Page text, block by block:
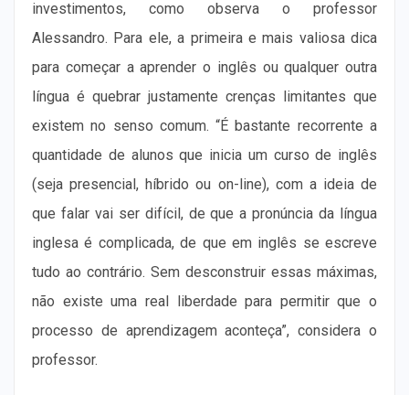
investimentos, como observa o professor
Alessandro. Para ele, a primeira e mais valiosa dica
para começar a aprender o inglês ou qualquer outra
língua é quebrar justamente crenças limitantes que
existem no senso comum. “É bastante recorrente a
quantidade de alunos que inicia um curso de inglês
(seja presencial, híbrido ou on-line), com a ideia de
que falar vai ser difícil, de que a pronúncia da língua
inglesa é complicada, de que em inglês se escreve
tudo ao contrário. Sem desconstruir essas máximas,
não existe uma real liberdade para permitir que o
processo de aprendizagem aconteça”, considera o
professor.